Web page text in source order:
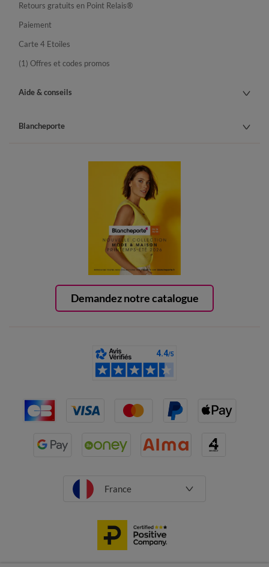
Demandez notre catalogue
Retours gratuits en Point Relais®
Paiement
Carte 4 Etoiles
(1) Offres et codes promos
Aide & conseils
Blancheporte
France